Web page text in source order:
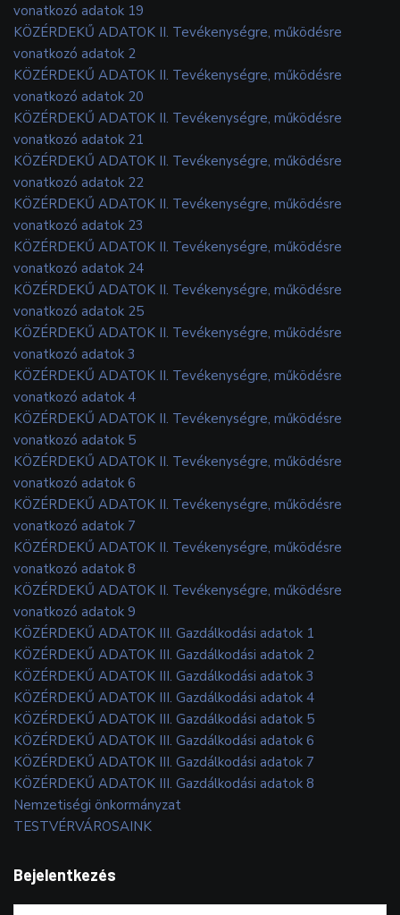
vonatkozó adatok 19
KÖZÉRDEKŰ ADATOK II. Tevékenységre, működésre
vonatkozó adatok 2
KÖZÉRDEKŰ ADATOK II. Tevékenységre, működésre
vonatkozó adatok 20
KÖZÉRDEKŰ ADATOK II. Tevékenységre, működésre
vonatkozó adatok 21
KÖZÉRDEKŰ ADATOK II. Tevékenységre, működésre
vonatkozó adatok 22
KÖZÉRDEKŰ ADATOK II. Tevékenységre, működésre
vonatkozó adatok 23
KÖZÉRDEKŰ ADATOK II. Tevékenységre, működésre
vonatkozó adatok 24
KÖZÉRDEKŰ ADATOK II. Tevékenységre, működésre
vonatkozó adatok 25
KÖZÉRDEKŰ ADATOK II. Tevékenységre, működésre
vonatkozó adatok 3
KÖZÉRDEKŰ ADATOK II. Tevékenységre, működésre
vonatkozó adatok 4
KÖZÉRDEKŰ ADATOK II. Tevékenységre, működésre
vonatkozó adatok 5
KÖZÉRDEKŰ ADATOK II. Tevékenységre, működésre
vonatkozó adatok 6
KÖZÉRDEKŰ ADATOK II. Tevékenységre, működésre
vonatkozó adatok 7
KÖZÉRDEKŰ ADATOK II. Tevékenységre, működésre
vonatkozó adatok 8
KÖZÉRDEKŰ ADATOK II. Tevékenységre, működésre
vonatkozó adatok 9
KÖZÉRDEKŰ ADATOK III. Gazdálkodási adatok 1
KÖZÉRDEKŰ ADATOK III. Gazdálkodási adatok 2
KÖZÉRDEKŰ ADATOK III. Gazdálkodási adatok 3
KÖZÉRDEKŰ ADATOK III. Gazdálkodási adatok 4
KÖZÉRDEKŰ ADATOK III. Gazdálkodási adatok 5
KÖZÉRDEKŰ ADATOK III. Gazdálkodási adatok 6
KÖZÉRDEKŰ ADATOK III. Gazdálkodási adatok 7
KÖZÉRDEKŰ ADATOK III. Gazdálkodási adatok 8
Nemzetiségi önkormányzat
TESTVÉRVÁROSAINK
Bejelentkezés